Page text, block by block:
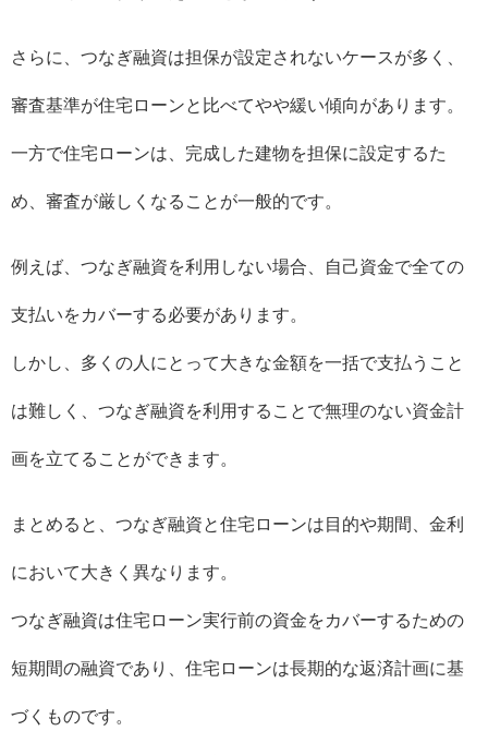
さらに、つなぎ融資は担保が設定されないケースが多く、
審査基準が住宅ローンと比べてやや緩い傾向があります。
一方で住宅ローンは、完成した建物を担保に設定するた
め、審査が厳しくなることが一般的です。
例えば、つなぎ融資を利用しない場合、自己資金で全ての
支払いをカバーする必要があります。
しかし、多くの人にとって大きな金額を一括で支払うこと
は難しく、つなぎ融資を利用することで無理のない資金計
画を立てることができます。
まとめると、つなぎ融資と住宅ローンは目的や期間、金利
において大きく異なります。
つなぎ融資は住宅ローン実行前の資金をカバーするための
短期間の融資であり、住宅ローンは長期的な返済計画に基
づくものです。